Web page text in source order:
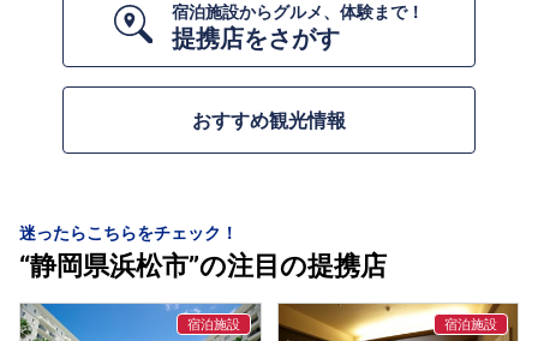
宿泊施設からグルメ、体験まで！
提携店をさがす
おすすめ観光情報
迷ったらこちらをチェック！
“静岡県浜松市”の注目の提携店